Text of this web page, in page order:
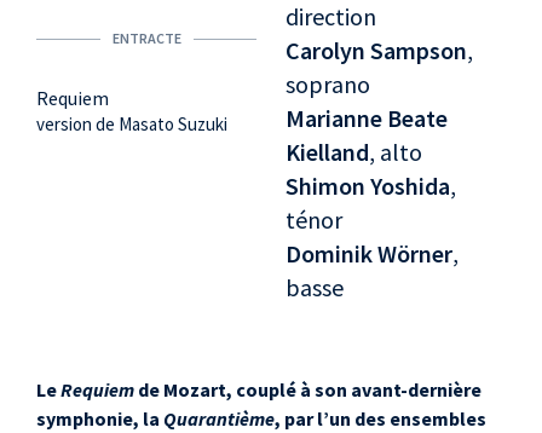
ENTRACTE
Requiem
version de Masato Suzuki
direction
Carolyn Sampson,
soprano
Marianne Beate
Kielland, alto
Shimon Yoshida,
ténor
Dominik Wörner,
basse
LeRequiem de Mozart, couplé à son avant-dernière
symphonie, la Quarantième, par l’un des ensembles